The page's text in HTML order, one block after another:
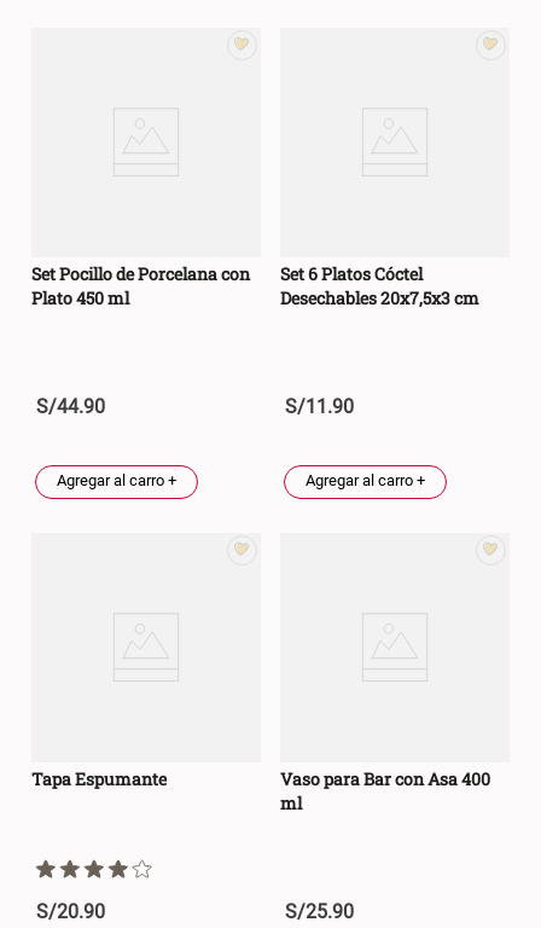
Set Pocillo de Porcelana con
Plato 450 ml
S/44.90
Agregar al carro +
Set 6 Platos Cóctel
Desechables 20x7,5x3 cm
S/11.90
Agregar al carro +
Tapa Espumante
S/20.90
Vaso para Bar con Asa 400
ml
S/25.90